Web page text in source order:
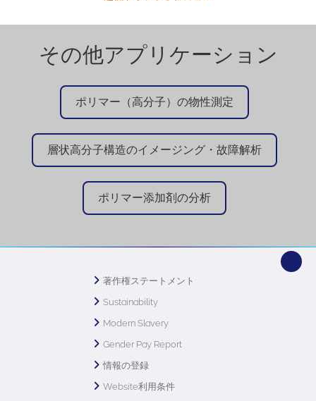
その他アプリケーション
ポリマー（高分子）の物性測定
層状高分子構造のイメージング・故障解析
ポリマー添加剤の分析
著作権ステートメント
Sustainability
Modern Slavery
Gender Pay Report
情報の登録
Website利用条件